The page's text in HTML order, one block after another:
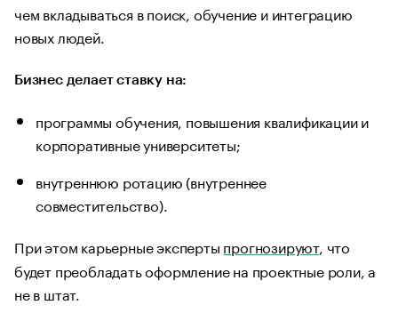
чем вкладываться в поиск, обучение и интеграцию
новых людей.
Бизнес делает ставку на:
программы обучения, повышения квалификации и
корпоративные университеты;
внутреннюю ротацию (внутреннее
совместительство).
При этом карьерные эксперты прогнозируют, что
будет преобладать оформление на проектные роли, а
не в штат.